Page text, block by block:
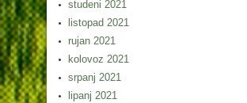
studeni 2021
listopad 2021
rujan 2021
kolovoz 2021
srpanj 2021
lipanj 2021